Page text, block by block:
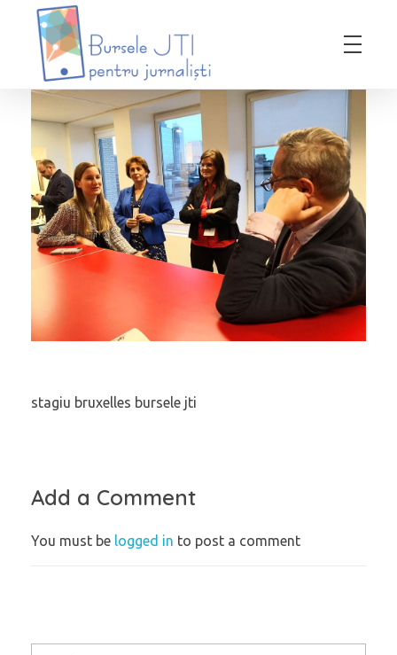
Bursele JTI pentru Jurnalisti
ediția 2018-2019
stagiu bruxelles bursele jti
Add a Comment
You must be logged in to post a comment